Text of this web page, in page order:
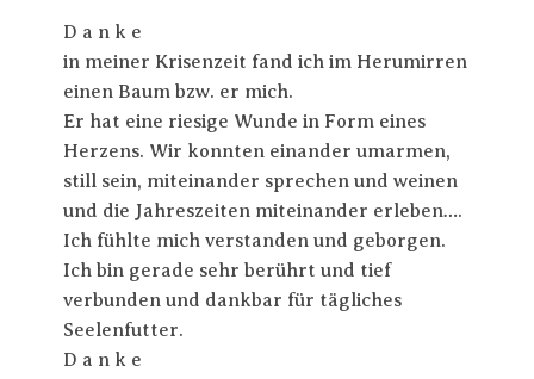
D a n k e
in meiner Krisenzeit fand ich im Herumirren
einen Baum bzw. er mich.
Er hat eine riesige Wunde in Form eines
Herzens. Wir konnten einander umarmen,
still sein, miteinander sprechen und weinen
und die Jahreszeiten miteinander erleben….
Ich fühlte mich verstanden und geborgen.
Ich bin gerade sehr berührt und tief
verbunden und dankbar für tägliches
Seelenfutter.
D a n k e